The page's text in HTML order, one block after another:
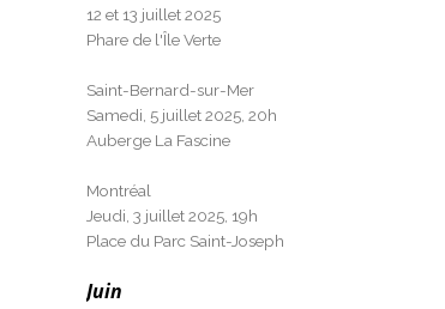
12 et 13 juillet 2025
Phare de l'Île Verte
Saint-Bernard-sur-Mer
Samedi, 5 juillet 2025, 20h
Auberge La Fascine
Montréal
Jeudi, 3 juillet 2025, 19h
Place du Parc Saint-Joseph
Juin